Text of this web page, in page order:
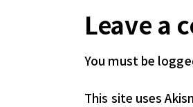
Leave a
You must be
This site uses